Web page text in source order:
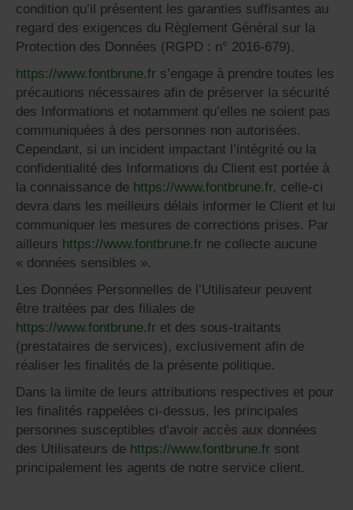
condition qu’il présentent les garanties suffisantes au
regard des exigences du Règlement Général sur la
Protection des Données (RGPD : n° 2016-679).
https://www.fontbrune.fr s’engage à prendre toutes les
précautions nécessaires afin de préserver la sécurité
des Informations et notamment qu’elles ne soient pas
communiquées à des personnes non autorisées.
Cependant, si un incident impactant l’intégrité ou la
confidentialité des Informations du Client est portée à
la connaissance de https://www.fontbrune.fr, celle-ci
devra dans les meilleurs délais informer le Client et lui
communiquer les mesures de corrections prises. Par
ailleurs https://www.fontbrune.fr ne collecte aucune
« données sensibles ».
Les Données Personnelles de l’Utilisateur peuvent
être traitées par des filiales de
https://www.fontbrune.fr et des sous-traitants
(prestataires de services), exclusivement afin de
réaliser les finalités de la présente politique.
Dans la limite de leurs attributions respectives et pour
les finalités rappelées ci-dessus, les principales
personnes susceptibles d’avoir accès aux données
des Utilisateurs de https://www.fontbrune.fr sont
principalement les agents de notre service client.